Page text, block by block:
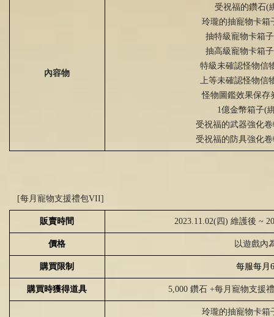
內容物
受祝福的鑽石(
玲瓏的抽寵物卡箱
抽特級寵物卡箱子
抽高級寵物卡箱子
特級未確認怪物信
上等未確認怪物信
怪物圖鑑效果保存
1 億金幣箱子(
受祝福的武器強化
受祝福的防具強化
[每月寵物支援禮包VII]
販賣時間 2023.11.02(四) 維護後 ~
價格 以遊戲內
購買限制 每服每月
購買時獲得道具 5,000 鑽石 +每月寵物支援
玲瓏的抽寵物卡箱